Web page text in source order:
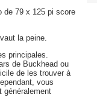
de 79 x 125 pi score
la peine.
principales.
de Buckhead ou
de les trouver à
vous
généralement